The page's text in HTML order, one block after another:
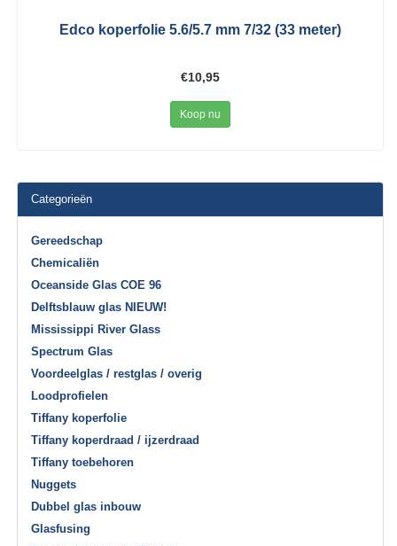
Edco koperfolie 5.6/5.7 mm 7/32 (33 meter)
€10,95
Koop nu
Categorieën
Gereedschap
Chemicaliën
Oceanside Glas COE 96
Delftsblauw glas NIEUW!
Mississippi River Glass
Spectrum Glas
Voordeelglas / restglas / overig
Loodprofielen
Tiffany koperfolie
Tiffany koperdraad / ijzerdraad
Tiffany toebehoren
Nuggets
Dubbel glas inbouw
Glasfusing